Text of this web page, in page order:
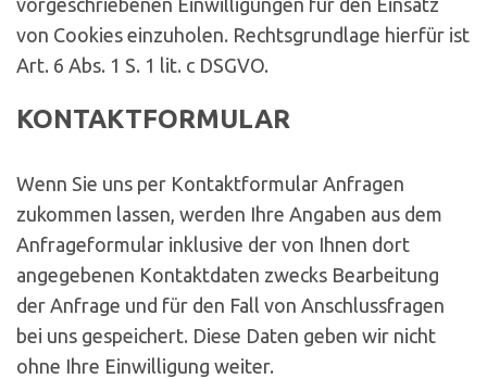
vorgeschriebenen Einwilligungen für den Einsatz
von Cookies einzuholen. Rechtsgrundlage hierfür ist
Art. 6 Abs. 1 S. 1 lit. c DSGVO.
KONTAKTFORMULAR
Wenn Sie uns per Kontaktformular Anfragen
zukommen lassen, werden Ihre Angaben aus dem
Anfrageformular inklusive der von Ihnen dort
angegebenen Kontaktdaten zwecks Bearbeitung
der Anfrage und für den Fall von Anschlussfragen
bei uns gespeichert. Diese Daten geben wir nicht
ohne Ihre Einwilligung weiter.